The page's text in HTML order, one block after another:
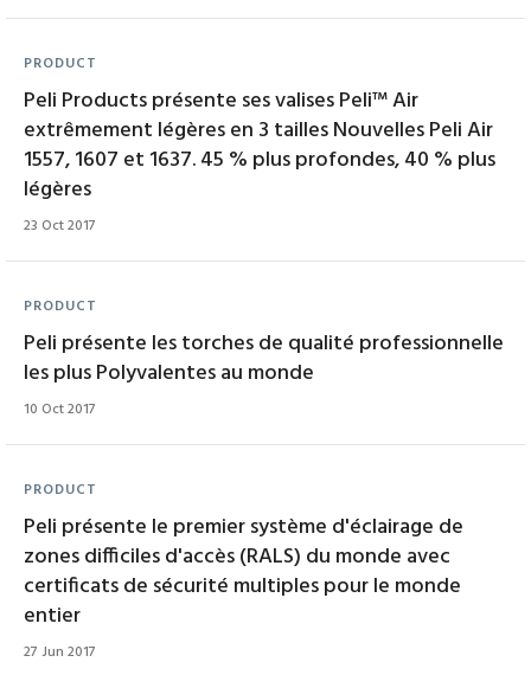
PRODUCT
Peli Products présente ses valises Peli™ Air
extrêmement légères en 3 tailles Nouvelles Peli Air
1557, 1607 et 1637. 45 % plus profondes, 40 % plus
légères
23 Oct 2017
PRODUCT
Peli présente les torches de qualité professionnelle
les plus Polyvalentes au monde
10 Oct 2017
PRODUCT
Peli présente le premier système d'éclairage de
zones difficiles d'accès (RALS) du monde avec
certificats de sécurité multiples pour le monde
entier
27 Jun 2017